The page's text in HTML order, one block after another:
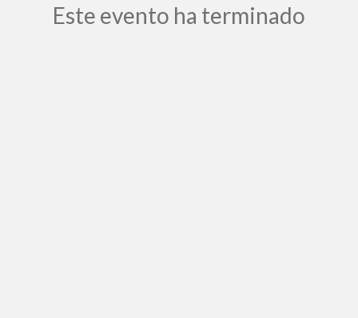
Este evento ha terminado